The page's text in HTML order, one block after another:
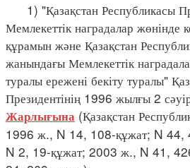
1) "Қазақстан Республикасы
Мемлекеттік наградалар жөнінде
құрамын және Қазақстан
жанындағы Мемлекеттік
туралы ережені бекіту туралы"
Президентінің 1996 жылғы 2
Жарлығына (Қазақстан
1996 ж., N 14, 108-құжат; N 44,
N 2, 19-құжат; 2003 ж., N 41,